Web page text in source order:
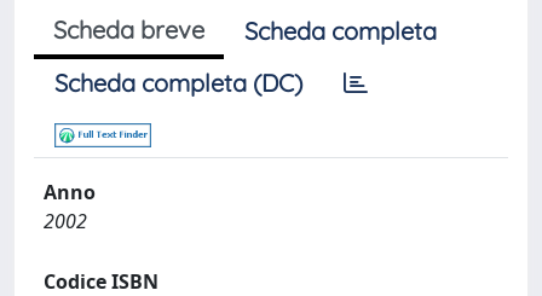
Scheda breve
Scheda completa
Scheda completa (DC)
Anno
2002
Codice ISBN